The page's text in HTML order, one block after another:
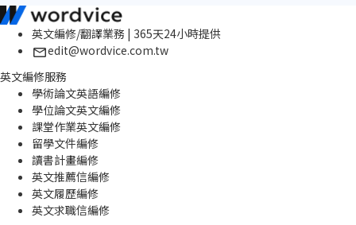
英文編修/翻譯業務 | 365天24小時提供
edit@wordvice.com.tw
英文編修服務
學術論文英語編修
學位論文英文編修
課堂作業英文編修
留學文件編修
讀書計畫編修
英文推薦信編修
英文履歷編修
英文求職信編修